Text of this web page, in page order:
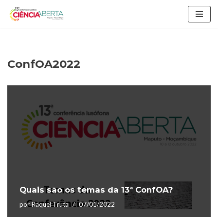
conteúdo
ConfOA2022
Quais são os temas da 13ª ConfOA?
porRaquel Truta 07/01/2022